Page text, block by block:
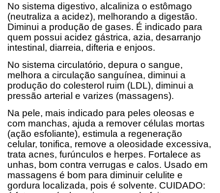
No sistema digestivo, alcaliniza o estômago
(neutraliza a acidez), melhorando a digestão.
Diminui a produção de gases. É indicado para
quem possui acidez gástrica, azia, desarranjo
intestinal, diarreia, difteria e enjoos.
No sistema circulatório, depura o sangue,
melhora a circulação sanguínea, diminui a
produção do colesterol ruim (LDL), diminui a
pressão arterial e varizes (massagens).
Na pele, mais indicado para peles oleosas e
com manchas, ajuda a remover células mortas
(ação esfoliante), estimula a regeneração
celular, tonifica, remove a oleosidade excessiva,
trata acnes, furúnculos e herpes. Fortalece as
unhas, bom contra verrugas e calos. Usado em
massagens é bom para diminuir celulite e
gordura localizada, pois é solvente. CUIDADO: